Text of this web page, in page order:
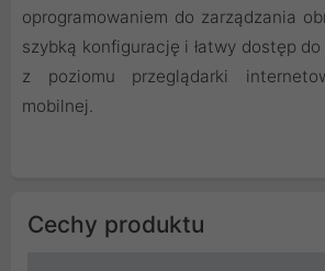
oprogramowaniem do zarządzania
szybką konfigurację i łatwy dostęp
z poziomu przeglądarki
mobilnej.
Cechy produktu